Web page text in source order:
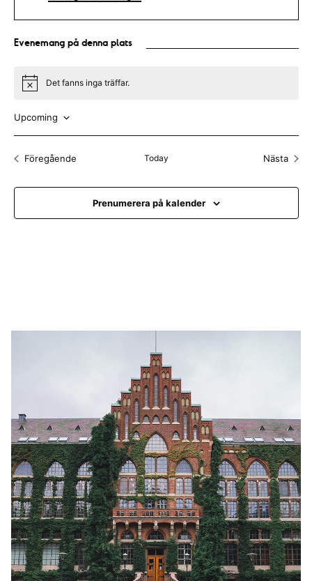
s
Evenemang på denna plats
N
i
Det fanns inga träffar.
Upcoming
V
ä Föregående
Today
Nästa
Prenumerera på kalender